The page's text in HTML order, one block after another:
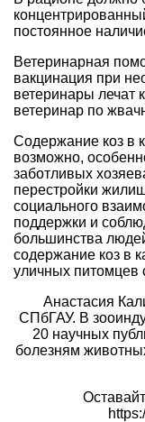
постоянное
Ветеринарная
вакцинация при
ветеринары лечат
ветеринар по
Содержание коз в
возможно,
заботливых
перестройки
социального
поддержки и
большинства
содержание коз в
уличных питомцев
Анастасия
СПбГАУ. В
20 научных
болезням